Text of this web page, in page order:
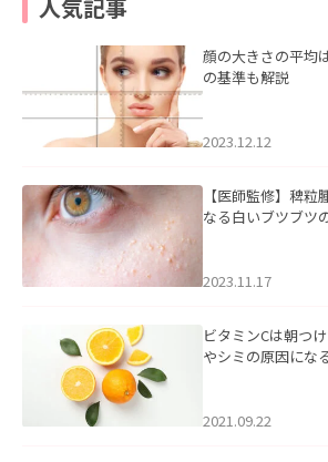
人気記事
顔の大きさの平均
の基準も解説
2023.12.12
【医師監修】稗
なる白いブツブツ
2023.11.17
ビタミンCは朝つ
やシミの原因にな
2021.09.22